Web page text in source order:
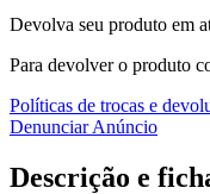
Devolva seu produto em
Para devolver o produto
Políticas de trocas e
Denunciar Anúncio
Descrição e